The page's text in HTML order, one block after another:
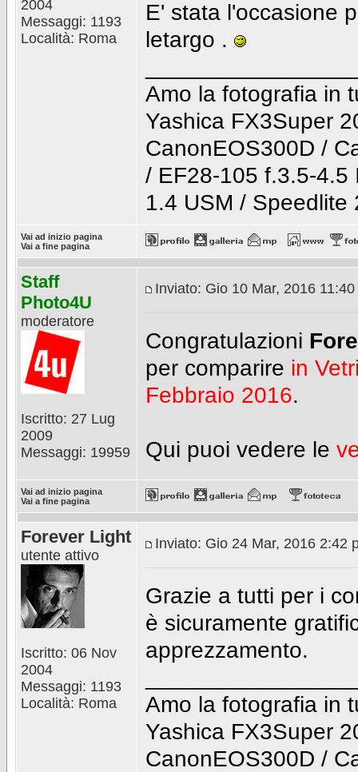
2004
Messaggi: 1193
Località: Roma
E' stata l'occasione
letargo .
Amo la fotografia in
Yashica FX3Super
CanonEOS300D /
/ EF28-105 f.3.5-4.5
1.4 USM / Speedlite
Vai ad inizio pagina
Vai a fine pagina
Staff
Photo4U
moderatore
Iscritto: 27 Lug
2009
Messaggi: 19959
Inviato: Gio 10 Mar, 2016
Congratulazioni
per comparire in
Febbraio 2016.
Qui puoi vedere le
Vai ad inizio pagina
Vai a fine pagina
Forever Light
utente attivo
Iscritto: 06 Nov
2004
Messaggi: 1193
Località: Roma
Inviato: Gio 24 Mar, 2016 2:42
Grazie a tutti per i
è sicuramente
apprezzamento.
Amo la fotografia in
Yashica FX3Super
CanonEOS300D /